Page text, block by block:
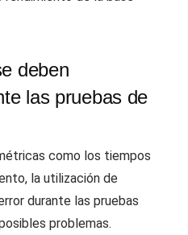
deben
las pruebas de
como los tiempos
la utilización de
durante las pruebas
problemas.